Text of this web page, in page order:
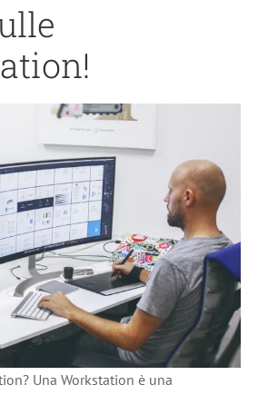
Una Workstation è una